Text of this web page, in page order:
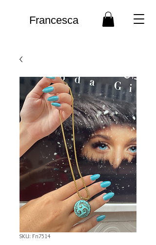
Francesca
SKU: Fn7514